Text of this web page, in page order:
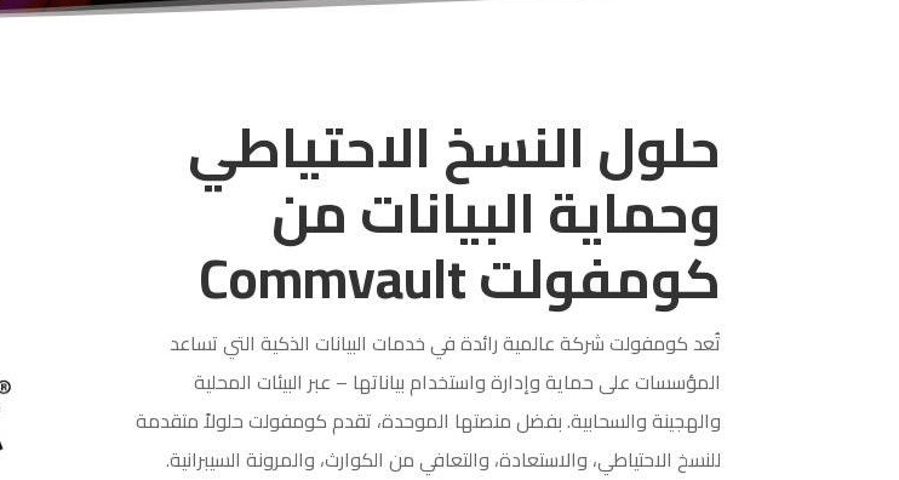
حلول النسخ الاحتياطي
وحماية البيانات من
كومفولت Commvault
تُعد كومفولت شركة عالمية رائدة في خدمات البيانات الذكية التي تساعد
المؤسسات على حماية وإدارة واستخدام بياناتها – عبر البيئات المحلية
والهجينة والسحابية. بفضل منصتها الموحدة، تقدم كومفولت حلولاً متقدمة
للنسخ الاحتياطي، والاستعادة، والتعافي من الكوارث، والمرونة السيبرانية.